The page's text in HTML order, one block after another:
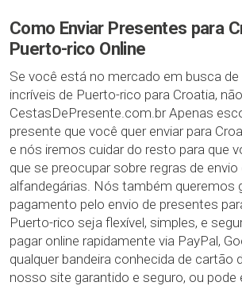
Como Enviar Presentes para
Puerto-rico Online
Se você está no mercado em busca de
incríveis de Puerto-rico para Croatia,
CestasDePresente.com.br Apenas
presente que você quer enviar para
e nós iremos cuidar do resto para que
que se preocupar sobre regras de
alfandegárias. Nós também queremos
pagamento pelo envio de presentes
Puerto-rico seja flexível, simples, e
pagar online rapidamente via PayPal,
qualquer bandeira conhecida de cartão
nosso site garantido e seguro, ou pode